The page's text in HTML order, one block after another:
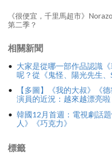
《很便宜，千里馬超市》
第二季？
相關新聞
大家是從哪一部作品認識
呢？從《鬼怪、陽光先生、
【多圖】《我的大叔》《
演員的近況：越來越漂亮啦
韓國12月首週：電視劇話
人》《巧克力》
標籤